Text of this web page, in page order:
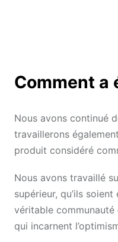
Comment a
Nous avons continué
travaillerons
produit considéré
Nous avons travaillé
supérieur, qu’ils
véritable
qui incarnent